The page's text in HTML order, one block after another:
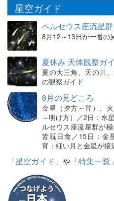
星空ガイド
ペルセウス座流星群
8月12～13日が一番の
夏休み 天体観察ガ
夏の大三角、天の川
の観察ガイド
8月の見どころ
金星（夕方～宵）、
～明け方）／2日：水
ルセウス座流星群が
皆既日食／15日：金
宵：細い月と金星が
「星空ガイド 」や「特集一覧